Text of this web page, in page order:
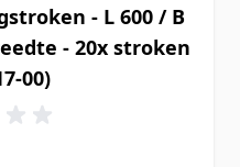
- L 600 / B
- 20x stroken
00)